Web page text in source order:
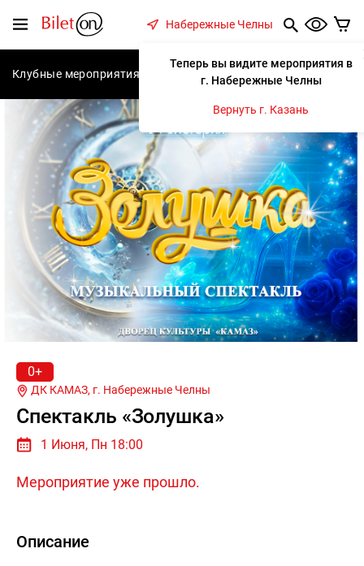
Меню
Набережные Челны
Теперь вы видите мероприятия в
г. Набережные Челны
Вернуть г. Казань
Клубные мероприятия Концерты Спектакли
0+
ДК КАМАЗ, г. Набережные Челны
Спектакль «Золушка»
1 Июня, Пн 18:00
Мероприятие уже прошло.
Описание